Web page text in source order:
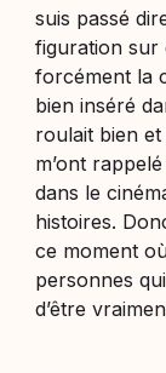
suis passé
figuration sur
forcément la
bien inséré
roulait bien
m’ont
dans le
histoires.
ce moment
personnes
d’être